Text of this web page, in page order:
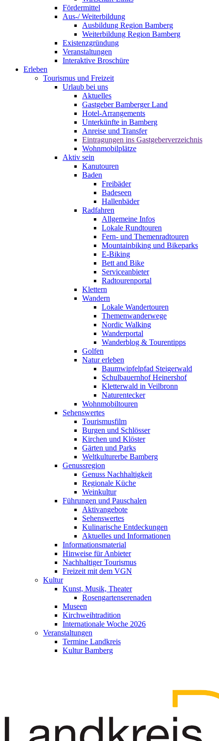
Fördermittel
Aus-/ Weiterbildung
Ausbildung Region Bamberg
Weiterbildung Region Bamberg
Existenzgründung
Veranstaltungen
Interaktive Broschüre
Erleben
Tourismus und Freizeit
Urlaub bei uns
Aktuelles
Gastgeber Bamberger Land
Hotel-Arrangements
Unterkünfte in Bamberg
Anreise und Transfer
Eintragungen ins Gastgeberverzeichnis
Wohnmobilplätze
Aktiv sein
Kanutouren
Baden
Freibäder
Badeseen
Hallenbäder
Radfahren
Allgemeine Infos
Lokale Rundtouren
Fern- und Themenradtouren
Mountainbiking und Bikeparks
E-Biking
Bett and Bike
Serviceanbieter
Radtourenportal
Klettern
Wandern
Lokale Wandertouren
Themenwanderwege
Nordic Walking
Wanderportal
Wanderblog & Tourentipps
Golfen
Natur erleben
Baumwipfelpfad Steigerwald
Schulbauernhof Heinershof
Kletterwald in Veilbronn
Naturentecker
Wohnmobiltouren
Sehenswertes
Tourismusfilm
Burgen und Schlösser
Kirchen und Klöster
Gärten und Parks
Weltkulturerbe Bamberg
Genussregion
Genuss Nachhaltigkeit
Regionale Küche
Weinkultur
Führungen und Pauschalen
Aktivangebote
Sehenswertes
Kulinarische Entdeckungen
Aktuelles und Informationen
Informationsmaterial
Hinweise für Anbieter
Nachhaltiger Tourismus
Freizeit mit dem VGN
Kultur
Kunst, Musik, Theater
Rosengartenserenaden
Museen
Kirchweihtradition
Internationale Woche 2026
Veranstaltungen
Termine Landkreis
Kultur Bamberg